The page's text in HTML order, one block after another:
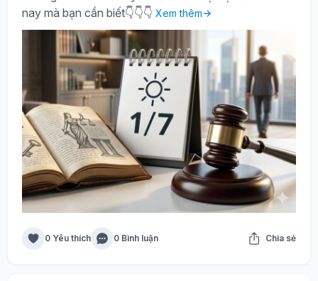
nay mà bạn cần biết👇👇👇 Xem thêm
0 Yêu thích 0 Bình luận Chia sẻ